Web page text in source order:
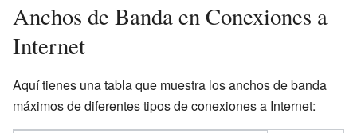
Anchos de Banda en Conexiones a
Internet
Aquí tienes una tabla que muestra los anchos de banda
máximos de diferentes tipos de conexiones a Internet: